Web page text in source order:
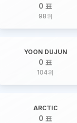
0 표
98위
YOON DUJUN
0 표
104위
ARCTIC
0 표